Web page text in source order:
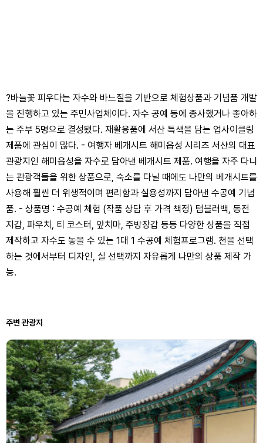
?바늘꽃 피우다는 자수와 바느질을 기반으로 체험상품과 기념품 개발
을 진행하고 있는 주민사업체이다. 자수 공예 등에 종사했거나 좋아하
는 주부 5명으로 결성됐다. 재활용품에 서산 특색을 담는 업사이클링
제품에 관심이 많다. - 여행자 베개시트 해미읍성 시리즈 서산의 대표
관광지인 해미읍성을 자수로 담아낸 베개시트 제품. 여행을 자주 다니
는 관광객들을 위한 상품으로, 숙소를 다닐 때에도 나만의 베개시트를
사용해 훨씬 더 위생적이며 편리함과 실용성까지 담아낸 수공예 기념
품. - 상품명 : 수공예 체험 (작품 상담 후 가격 책정) 텀블러백, 동전
지갑, 파우치, 티 코스터, 앞치마, 주방장갑 등등 다양한 상품을 직접
제작하고 자수도 놓을 수 있는 1대 1 수공예 체험프로그램. 천을 선택
하는 것에서부터 디자인, 실 선택까지 자유롭게 나만의 상품 제작 가
능.
주변 관광지